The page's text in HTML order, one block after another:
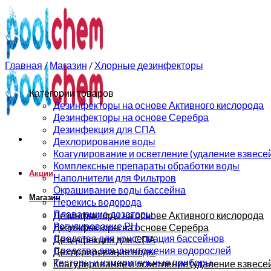
Акции
Магазин
Дезинфекторы на основе Активного кислорода
Дезинфекторы на основе Серебра
Дезинфекция для СПА
Дехлорирование воды
Коагулирование и осветление (удаление
Главная / Магазин / Хлорные дезинфекторы
Категории товаров
Дезинфекторы на основе Активного кислорода
Дезинфекторы на основе Серебра
Дезинфекция для СПА
Дехлорирование воды
Коагулирование и осветление (удаление
Комплексные препараты обработки воды
Наполнители для Фильтров
Окрашивание воды бассейна
Перекись водорода
Плавающие дозаторы
Регулирование РН
Средства для консервация бассейнов
Средства для уничтожения водорослей
Тестеры и измерительные приборы